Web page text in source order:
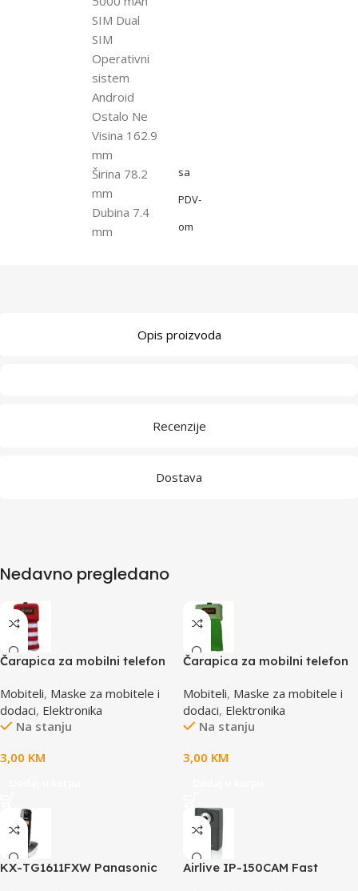
SIM Dual
SIM
Operativni
sistem
Android
Ostalo Ne
Visina 162.9
mm
Širina 78.2
mm
Dubina 7.4
mm
sa
PDV-
om
Opis proizvoda
Recenzije
Dostava
Nedavno pregledano
Čarapica za mobilni telefon
65x100mm
Mobiteli, Maske za mobitele i
dodaci, Elektronika
Na stanju
3,00 KM
Čarapica za mobilni telefon
65x100mm
Mobiteli, Maske za mobitele i
dodaci, Elektronika
Na stanju
3,00 KM
KX-TG1611FXW Panasonic
Airlive IP-150CAM Fast